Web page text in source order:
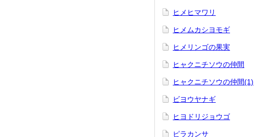
ヒメヒマワリ
ヒメムカシヨモギ
ヒメリンゴの果実
ヒャクニチソウの仲間
ヒャクニチソウの仲間(1)
ビヨウヤナギ
ヒヨドリジョウゴ
ピラカンサ